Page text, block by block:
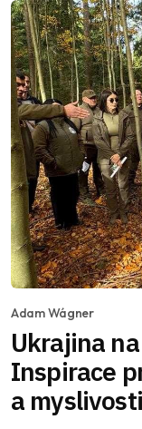
Adam Wágner
Ukrajina
Inspirace
a myslivosti